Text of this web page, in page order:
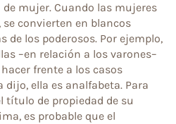
mujer. Cuando las mujeres
convierten en blancos
de los poderosos. Por ejemplo,
–en relación a los varones–
frente a los casos
ella es analfabeta. Para
título de propiedad de su
es probable que el